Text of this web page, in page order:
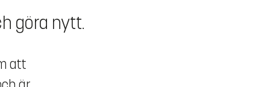
göra nytt.
att